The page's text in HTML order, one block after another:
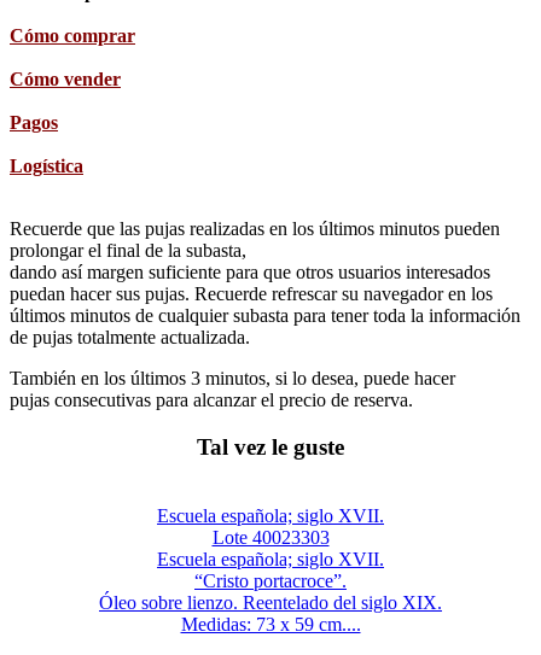
Cómo comprar
Cómo vender
Pagos
Logística
Recuerde que las pujas realizadas en los últimos minutos pueden
prolongar el final de la subasta,
dando así margen suficiente para que otros usuarios interesados
puedan hacer sus pujas. Recuerde refrescar su navegador en los
últimos minutos de cualquier subasta para tener toda la información
de pujas totalmente actualizada.
También en los últimos 3 minutos, si lo desea, puede hacer
pujas consecutivas para alcanzar el precio de reserva.
Tal vez le guste
Escuela española; siglo XVII.
Lote 40023303
Escuela española; siglo XVII.
“Cristo portacroce”.
Óleo sobre lienzo. Reentelado del siglo XIX.
Medidas: 73 x 59 cm....